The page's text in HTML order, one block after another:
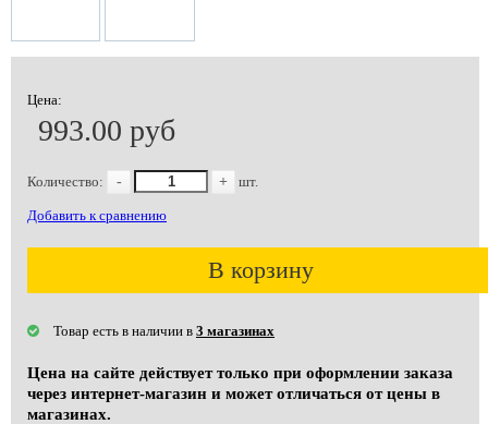
Цена:
993.00 руб
Количество: - + шт.
Добавить к сравнению
В корзину
Товар есть в наличии в 3 магазинах
Цена на сайте действует только при оформлении заказа
через интернет-магазин и может отличаться от цены в
магазинах.